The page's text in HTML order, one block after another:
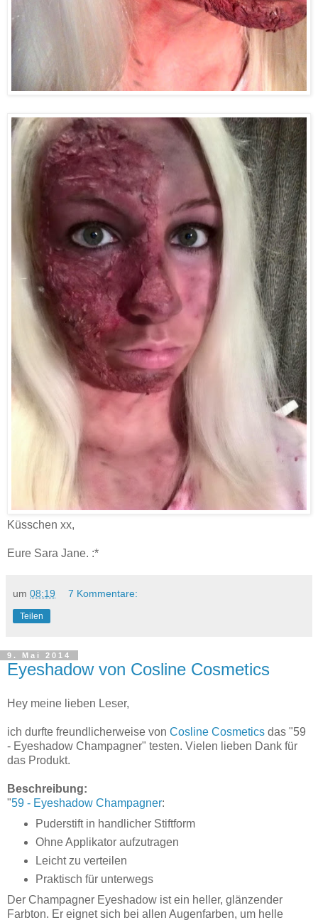
Küsschen xx,
Eure Sara Jane. :*
um 08:19 7 Kommentare:
Teilen
9. Mai 2014
Eyeshadow von Cosline Cosmetics
Hey meine lieben Leser,
ich durfte freundlicherweise von Cosline Cosmetics das "59
- Eyeshadow Champagner" testen. Vielen lieben Dank für
das Produkt.
Beschreibung:
"59 - Eyeshadow Champagner:
Puderstift in handlicher Stiftform
Ohne Applikator aufzutragen
Leicht zu verteilen
Praktisch für unterwegs
Der Champagner Eyeshadow ist ein heller, glänzender
Farbton. Er eignet sich bei allen Augenfarben, um helle